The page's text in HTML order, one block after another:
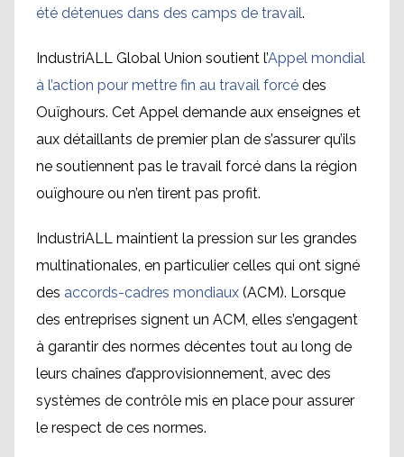
été détenues dans des camps de travail.
IndustriALL Global Union soutient l’Appel mondial
à l’action pour mettre fin au travail forcé des
Ouïghours. Cet Appel demande aux enseignes et
aux détaillants de premier plan de s’assurer qu’ils
ne soutiennent pas le travail forcé dans la région
ouïghoure ou n’en tirent pas profit.
IndustriALL maintient la pression sur les grandes
multinationales, en particulier celles qui ont signé
des accords-cadres mondiaux (ACM). Lorsque
des entreprises signent un ACM, elles s’engagent
à garantir des normes décentes tout au long de
leurs chaînes d’approvisionnement, avec des
systèmes de contrôle mis en place pour assurer
le respect de ces normes.